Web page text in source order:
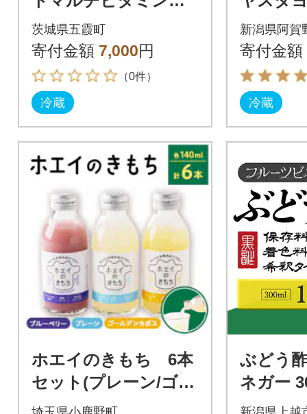
8本セット
茨城県五霞町
寄付金額 7,000円
（0件）
冷蔵
ボトル
ト 化粧
新潟県阿賀
寄付金額
冷蔵
ホエイのきもち 6本
セット(プレーン/ゴー
ルデンカボス/ブルー
ぶどう
ネガー